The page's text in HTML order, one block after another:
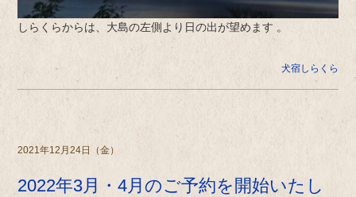
しらくらからは、大島の左側より日の出が望めます 。
犬宿しらくら
2021年12月24日（金）
2022年3月・4月のご予約を開始いたし